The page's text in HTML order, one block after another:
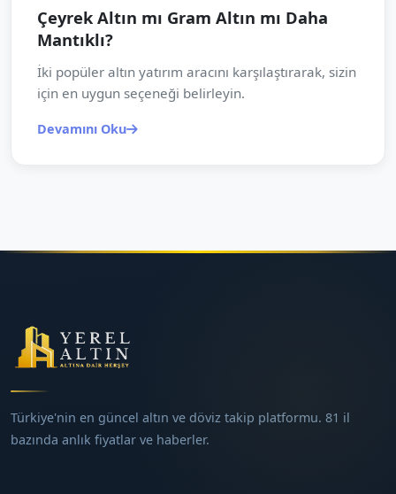
Çeyrek Altın mı Gram Altın mı Daha
Mantıklı?
İki popüler altın yatırım aracını karşılaştırarak, sizin
için en uygun seçeneği belirleyin.
Devamını Oku
Türkiye'nin en güncel altın ve döviz takip platformu. 81 il
bazında anlık fiyatlar ve haberler.